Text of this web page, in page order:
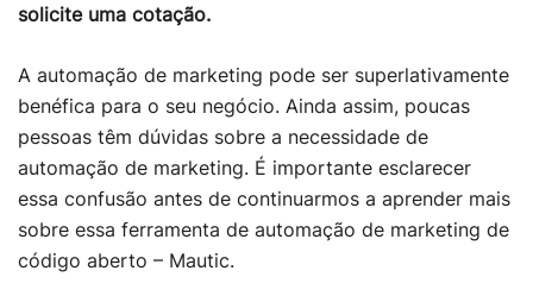
solicite uma cotação.
A automação de marketing pode ser superlativamente
benéfica para o seu negócio. Ainda assim, poucas
pessoas têm dúvidas sobre a necessidade de
automação de marketing. É importante esclarecer
essa confusão antes de continuarmos a aprender mais
sobre essa ferramenta de automação de marketing de
código aberto – Mautic.